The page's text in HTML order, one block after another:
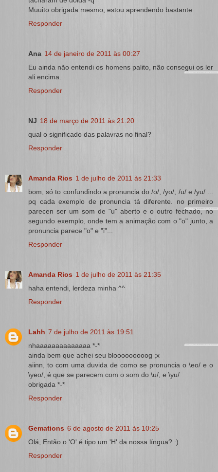
Muuito obrigada mesmo, estou aprendendo bastante
Responder
Ana 14 de janeiro de 2011 às 00:27
Eu ainda não entendi os homens palito, não consegui os ler
ali encima.
Responder
NJ 18 de março de 2011 às 21:20
qual o significado das palavras no final?
Responder
Amanda Rios 1 de julho de 2011 às 21:33
bom, só to confundindo a pronuncia do /o/, /yo/, /u/ e /yu/ ...
pq cada exemplo de pronuncia tá diferente. no primeiro
parecen ser um som de "u" aberto e o outro fechado, no
segundo exemplo, onde tem a animação com o "o" junto, a
pronuncia parece "o" e "i"...
Responder
Amanda Rios 1 de julho de 2011 às 21:35
haha entendi, lerdeza minha ^^
Responder
Lahh 7 de julho de 2011 às 19:51
nhaaaaaaaaaaaaaa *-*
ainda bem que achei seu blooooooooog ;x
aiinn, to com uma duvida de como se pronuncia o \eo/ e o
\yeo/, é que se parecem com o som do \u/, e \yu/
obrigada *-*
Responder
Gemations 6 de agosto de 2011 às 10:25
Olá, Então o 'O' é tipo um 'H' da nossa língua? :)
Responder